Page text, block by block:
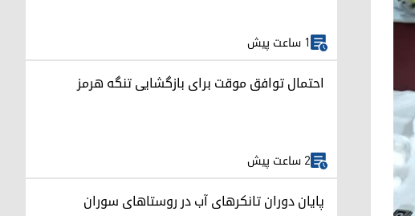
1 ساعت پیش
احتمال توافق موقت برای بازگشایی تنگه هرمز
2 ساعت پیش
پایان دوران تانکرهای آب در روستاهای سوران